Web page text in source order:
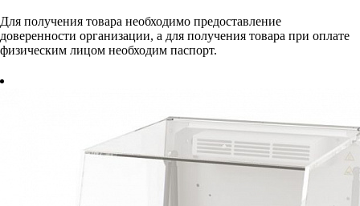
Для получения товара необходимо предоставление
доверенности организации, а для получения товара при оплате
физическим лицом необходим паспорт.